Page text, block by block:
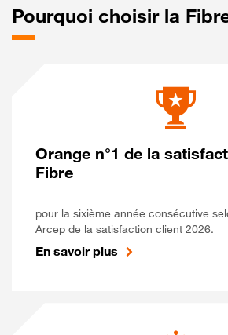
Pourquoi choisir la
Orange n°1 de la
Fibre
pour la sixième année consécutive
Arcep de la satisfaction client 2026.
En savoir plus